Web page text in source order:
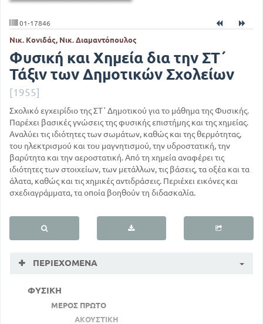
01-17846
Νικ. Κονιδάς, Νικ. Διαμαντόπουλος
Φυσική και Χημεία δια την ΣΤ΄
Τάξιν των Δημοτικών Σχολείων
[1955]
Σχολικό εγχειρίδιο της ΣΤ΄ Δημοτικού για το μάθημα της Φυσικής.
Παρέχει βασικές γνώσεις της φυσικής επιστήμης και της χημείας.
Αναλύει τις ιδιότητες των σωμάτων, καθώς και της θερμότητας,
του ηλεκτρισμού και του μαγνητισμού, την υδροστατική, την
βαρύτητα και την αεροστατική. Από τη χημεία αναφέρει τις
ιδιότητες των στοιχείων, των μετάλλων, τις βάσεις, τα οξέα και τα
άλατα, καθώς και τις χημικές αντιδράσεις. Περιέχει εικόνες και
σχεδιαγράμματα, τα οποία βοηθούν τη διδασκαλία.
ΠΕΡΙΕΧΌΜΕΝΑ
ΦΥΣΙΚΗ
ΜΕΡΟΣ ΠΡΩΤΟ
ΑΚΟΥΣΤΙΚΗ